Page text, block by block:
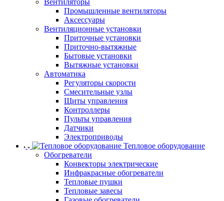
Вентиляторы
Промышленные вентиляторы
Аксессуары
Вентиляционные установки
Приточные установки
Приточно-вытяжные
Бытовые установки
Вытяжные установки
Автоматика
Регуляторы скорости
Смесительные узлы
Щиты управления
Контроллеры
Пульты управления
Датчики
Электроприводы
Тепловое оборудование
Обогреватели
Конвекторы электрические
Инфракрасные обогреватели
Тепловые пушки
Тепловые завесы